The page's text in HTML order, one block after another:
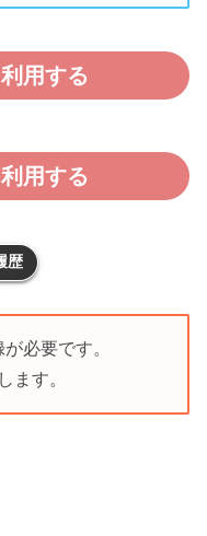
用する
用する
歴
必要です。
ます。